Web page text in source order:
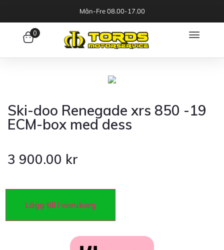
Mån-Fre 08.00-17.00
0
Ski-doo Renegade xrs 850 -19
ECM-box med dess
3 900.00 kr
Lägg till i varukorg